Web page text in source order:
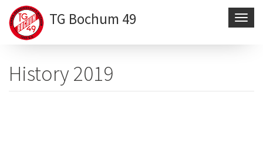
Inhalt
TG Bochum 49
History 2019